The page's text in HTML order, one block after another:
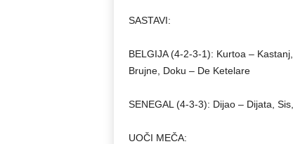
SASTAVI:
BELGIJA (4-2-3-1): Kurtoa –
Brujne, Doku – De Ketelare
SENEGAL (4-3-3): Dijao – Dijata,
UOČI MEČA: